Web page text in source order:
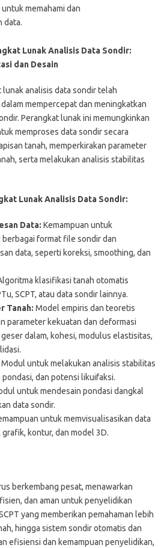
memahami dan
data.
Lunak Analisis Data Sondir:
dan Desain
analisis data sondir telah
mempercepat dan meningkatkan
Perangkat lunak ini memungkinkan
memproses data sondir secara
tanah, memperkirakan parameter
serta melakukan analisis stabilitas
Lunak Analisis Data Sondir:
Data: Kemampuan untuk
berbagai format file sondir dan
data, seperti koreksi, smoothing, dan
klasifikasi tanah otomatis
SCPT, atau data sondir lainnya.
Tanah: Model empiris dan teoretis
parameter kekuatan dan deformasi
dalam, kohesi, modulus elastisitas,
Modul untuk melakukan analisis stabilitas
dan potensi likuifaksi.
untuk mendesain pondasi dangkal
data sondir.
untuk memvisualisasikan data
kontur, dan model 3D.
berkembang pesat, menawarkan
dan aman untuk penyelidikan
yang memberikan pemahaman lebih
hingga sistem sondir otomatis dan
efisiensi dan kemampuan penyelidikan,